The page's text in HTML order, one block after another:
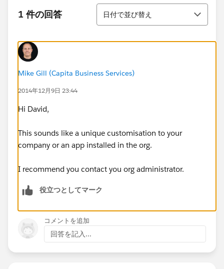
1 件の回答
並び替え
日付で並び替え
Mike Gill (Capita Business Services)
2014年12月9日 23:44
Hi David,
This sounds like a unique customisation to your
company or an app installed in the org.
I recommend you contact you org administrator.
役立つとしてマーク
コメントを追加
回答を記入...